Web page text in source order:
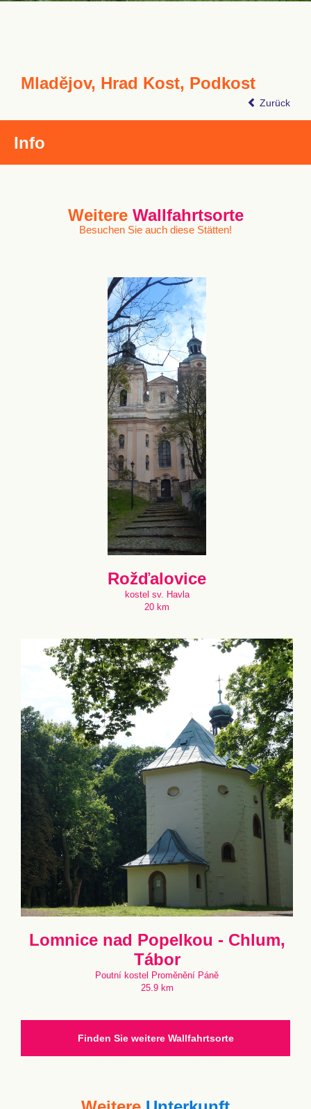
Mladějov, Hrad Kost, Podkost
Zurück
Info
Weitere Wallfahrtsorte
Besuchen Sie auch diese Stätten!
Rožďalovice
kostel sv. Havla
20 km
Lomnice nad Popelkou - Chlum,
Tábor
Poutní kostel Proměnění Páně
25.9 km
Finden Sie weitere Wallfahrtsorte